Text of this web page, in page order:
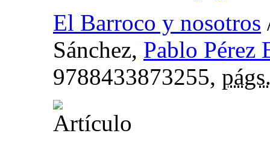
El Barroco y nosotros
Sánchez, Pablo Pérez
9788433873255,